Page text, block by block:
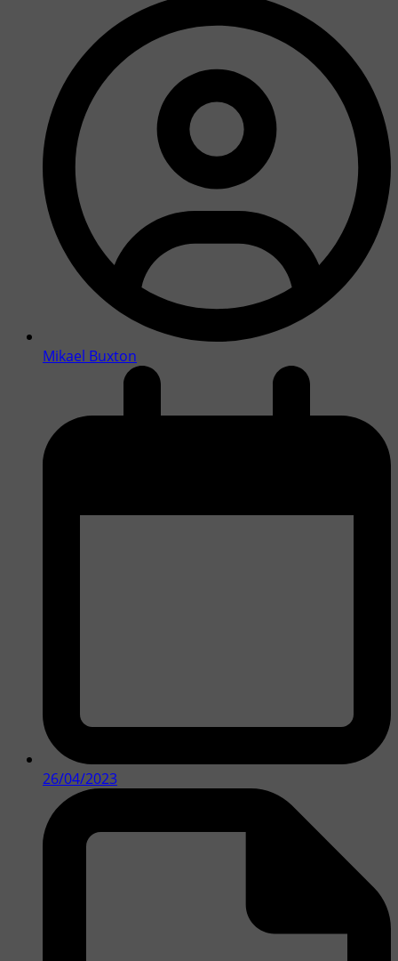
Mikael Buxton
26/04/2023